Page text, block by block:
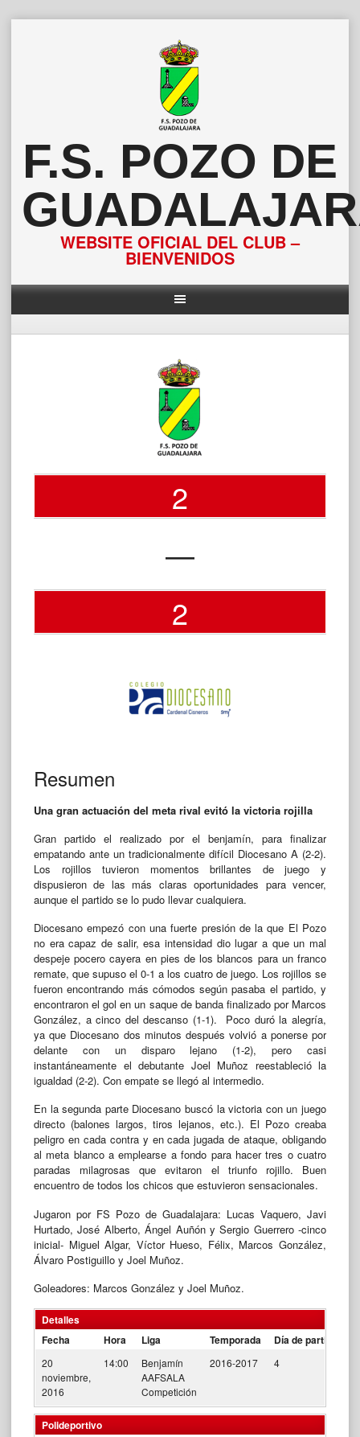
F.S. POZO DE
WEBSITE OFICIAL DEL CLUB –
BIENVENIDOS
2
—
2
Resumen
Una gran actuación del meta rival evitó la victoria rojilla
Gran partido el realizado por el benjamín, para finalizar
empatando ante un tradicionalmente difícil Diocesano A (2-2).
Los rojillos tuvieron momentos brillantes de juego y
dispusieron de las más claras oportunidades para vencer,
aunque el partido se lo pudo llevar cualquiera.
Diocesano empezó con una fuerte presión de la que El Pozo
no era capaz de salir, esa intensidad dio lugar a que un mal
despeje pocero cayera en pies de los blancos para un franco
remate, que supuso el 0-1 a los cuatro de juego. Los rojillos se
fueron encontrando más cómodos según pasaba el partido, y
encontraron el gol en un saque de banda finalizado por Marcos
González, a cinco del descanso (1-1). Poco duró la alegría,
ya que Diocesano dos minutos después volvió a ponerse por
delante con un disparo lejano (1-2), pero casi
instantáneamente el debutante Joel Muñoz reestableció la
igualdad (2-2). Con empate se llegó al intermedio.
En la segunda parte Diocesano buscó la victoria con un juego
directo (balones largos, tiros lejanos, etc.). El Pozo creaba
peligro en cada contra y en cada jugada de ataque, obligando
al meta blanco a emplearse a fondo para hacer tres o cuatro
paradas milagrosas que evitaron el triunfo rojillo. Buen
encuentro de todos los chicos que estuvieron sensacionales.
Jugaron por FS Pozo de Guadalajara: Lucas Vaquero, Javi
Hurtado, José Alberto, Ángel Auñón y Sergio Guerrero -cinco
inicial- Miguel Algar, Víctor Hueso, Félix, Marcos González,
Álvaro Postiguillo y Joel Muñoz.
Goleadores: Marcos González y Joel Muñoz.
Detalles
Fecha
Hora Liga Temporada Día de partido
20
noviembre,
2016
14:00
Benjamín
AAFSALA
Competición
2016-2017 4
Polideportivo